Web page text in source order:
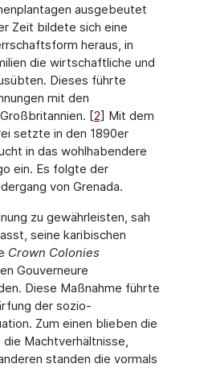
ausgebeutet
Zeit bildete sich eine
heraus, in
die wirtschaftliche und
Dieses führte
mit den
[2] Mit dem
setzte in den 1890er
in das wohlhabendere
ein. Es folgte der
von Grenada.
zu gewährleisten, sah
seine karibischen
Crown Colonies
Gouverneure
Diese Maßnahme führte
der sozio-
Zum einen blieben die
Machtverhältnisse,
standen die vormals